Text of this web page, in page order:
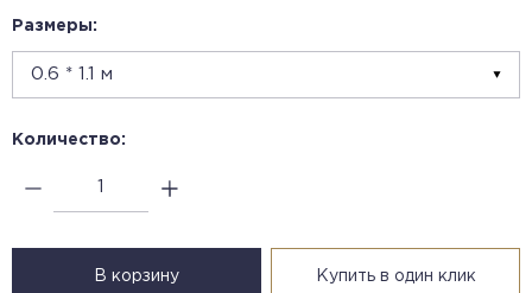
Размеры:
Количество:
В корзину Купить в один клик